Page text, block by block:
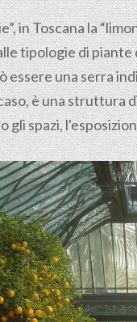
in Toscana la
tipologie di
essere una serra
è una
gli spazi,